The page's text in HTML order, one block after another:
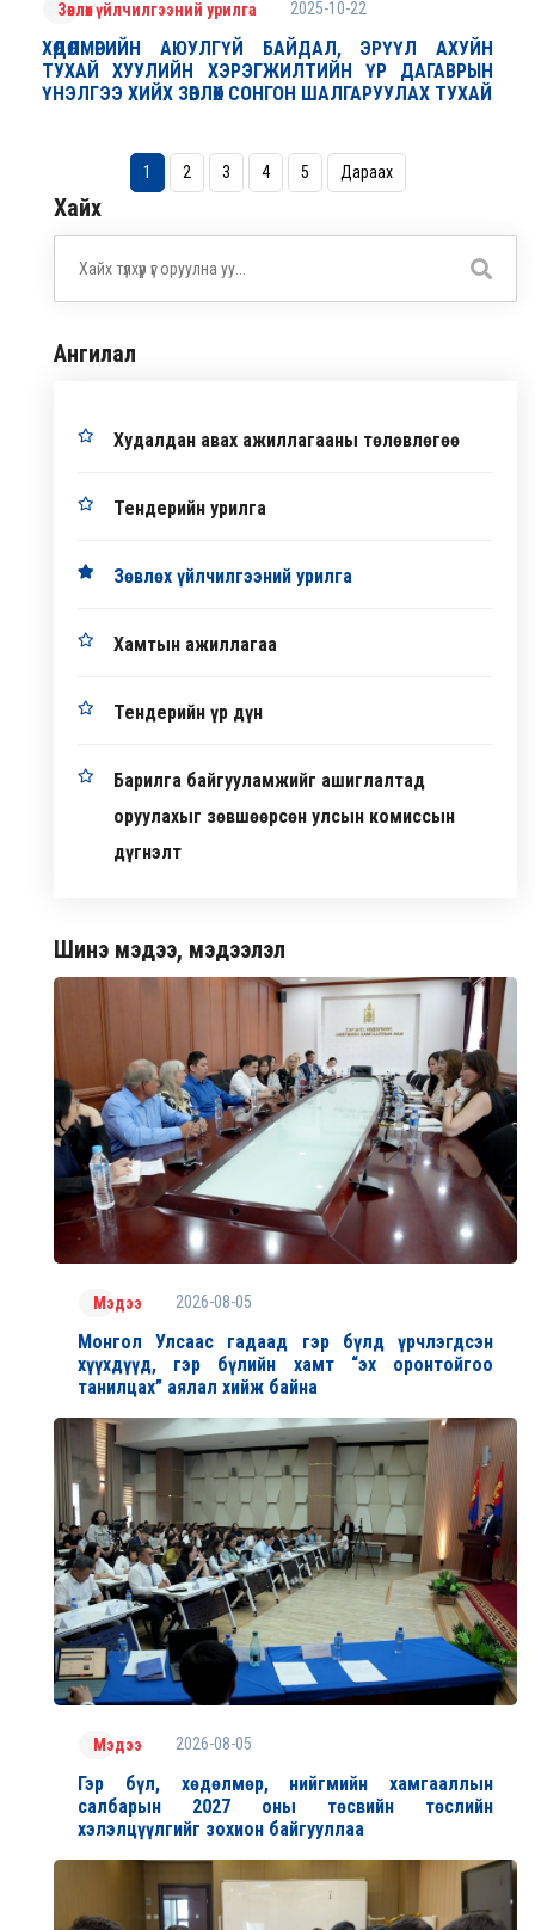
Зөвлөх үйлчилгээний урилга 2025-10-22
ХӨДӨЛМӨРИЙН АЮУЛГҮЙ БАЙДАЛ, ЭРҮҮЛ АХУЙН
ТУХАЙ ХУУЛИЙН ХЭРЭГЖИЛТИЙН ҮР ДАГАВРЫН
ҮНЭЛГЭЭ ХИЙХ ЗӨВЛӨХ СОНГОН ШАЛГАРУУЛАХ ТУХАЙ
1 2 3 4 5 Дараах
Хайх
Ангилал
Худалдан авах ажиллагааны төлөвлөгөө
Тендерийн урилга
Зөвлөх үйлчилгээний урилга
Хамтын ажиллагаа
Тендерийн үр дүн
Барилга байгууламжийг ашиглалтад
оруулахыг зөвшөөрсөн улсын комиссын
дүгнэлт
Шинэ мэдээ, мэдээлэл
Мэдээ 2026-08-05
Монгол Улсаас гадаад гэр бүлд үрчлэгдсэн
хүүхдүүд, гэр бүлийн хамт “эх оронтойгоо
танилцах” аялал хийж байна
Мэдээ 2026-08-05
Гэр бүл, хөдөлмөр, нийгмийн хамгааллын
салбарын 2027 оны төсвийн төслийн
хэлэлцүүлгийг зохион байгууллаа